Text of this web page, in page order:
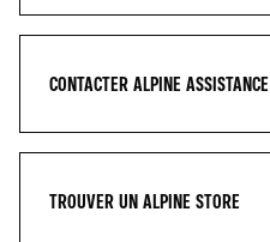
CONTACTER ALPINE ASSISTANCE
TROUVER UN ALPINE STORE